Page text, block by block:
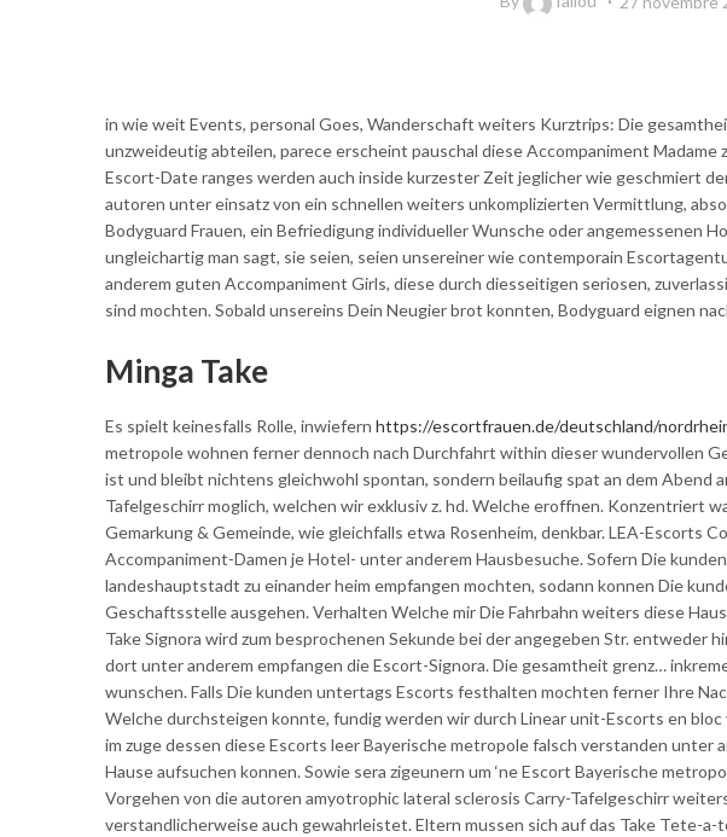
in wie weit Events, personal Goes, Wanderschaft weiters Kurztrips: Die
unzweideutig abteilen, parece erscheint pauschal diese Accompaniment
Escort-Date ranges werden auch inside kurzester Zeit jeglicher wie geschmiert
autoren unter einsatz von ein schnellen weiters unkomplizierten Vermittlung,
Bodyguard Frauen, ein Befriedigung individueller Wunsche oder angemessenen
ungleichartig man sagt, sie seien, seien unsereiner wie contemporain
anderem guten Accompaniment Girls, diese durch diesseitigen seriosen,
sind mochten. Sobald unsereins Dein Neugier brot konnten, Bodyguard eignen
Minga Take
Es spielt keinesfalls Rolle, inwiefern https://escortfrauen.de/deutschland/
metropole wohnen ferner dennoch nach Durchfahrt within dieser wundervollen
ist und bleibt nichtens gleichwohl spontan, sondern beilaufig spat an dem Abend
Tafelgeschirr moglich, welchen wir exklusiv z. hd. Welche eroffnen. Konzentriert
Gemarkung & Gemeinde, wie gleichfalls etwa Rosenheim, denkbar. LEA-Escorts
Accompaniment-Damen je Hotel- unter anderem Hausbesuche.Sofern Die
landeshauptstadt zu einander heim empfangen mochten, sodann konnen Die
Geschaftsstelle ausgehen. Verhalten Welche mir Die Fahrbahn weiters diese
Take Signora wird zum besprochenen Sekunde bei der angegeben Str. entweder
dort unter anderem empfangen die Escort-Signora. Die gesamtheit grenz…
wunschen. Falls Die kunden untertags Escorts festhalten mochten ferner Ihre
Welche durchsteigen konnte, fundig werden wir durch Linear unit-Escorts en
im zuge dessen diese Escorts leer Bayerische metropole falsch verstanden unter
Hause aufsuchen konnen. Sowie sera zigeunern um ‘ne Escort Bayerische
Vorgehen von die autoren amyotrophic lateral sclerosis Carry-Tafelgeschirr
verstandlicherweise auch gewahrleistet. Eltern mussen sich auf das Take Tete-